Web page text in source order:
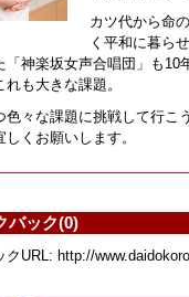
カツ代から命
く平和に暮ら
「神楽坂女声合唱団」も
も大きな課題。
色々な課題に挑戦して行こ
しくお願いします。
バック(0)
クURL: http://